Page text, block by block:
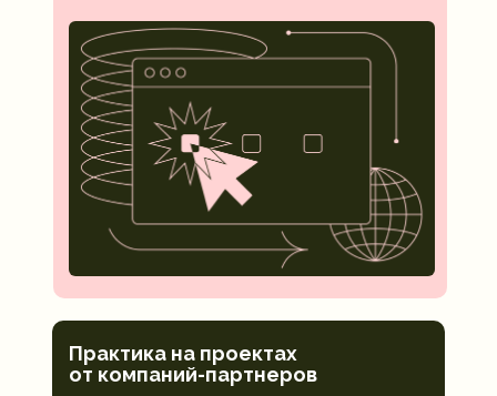
Практика на проектах
от компаний-партнеров